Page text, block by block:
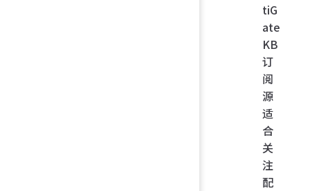
tiG
ate
KB
订
阅
源
适
合
关
注
配